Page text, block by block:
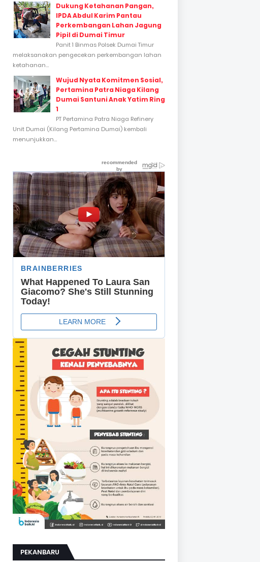
Dukung Ketahanan Pangan,
IPDA Abdul Karim Pantau
Perkembangan Lahan Jagung
Pipil di Dumai Timur
Panit 1 Binmas Polsek Dumai Timur
melaksanakan pengecekan perkembangan lahan
ketahanan...
Wujud Nyata Komitmen Sosial,
Pertamina Patra Niaga Kilang
Dumai Santuni Anak Yatim Ring
1
PT Pertamina Patra Niaga Refinery
Unit Dumai (Kilang Pertamina Dumai) kembali
menunjukkan...
PEKANBARU